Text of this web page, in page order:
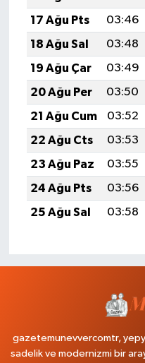
17 Ağu Pts
03:46
18 Ağu Sal
03:48
19 Ağu Çar
03:49
20 Ağu Per
03:50
21 Ağu Cum
03:52
22 Ağu Cts
03:53
23 Ağu Paz
03:55
24 Ağu Pts
03:56
25 Ağu Sal
03:58
gazetemunevvercomtr,
sadelik ve modernizmi bir